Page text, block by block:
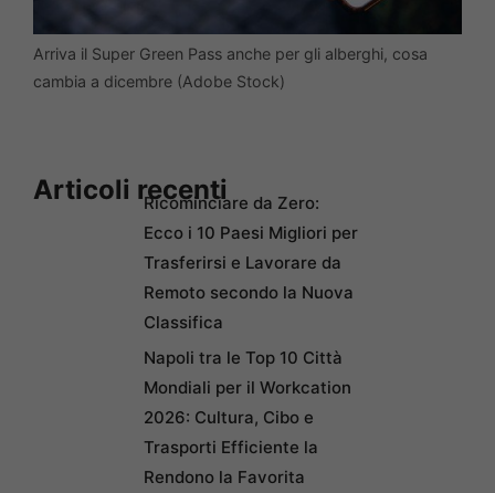
Arriva il Super Green Pass anche per gli alberghi, cosa
cambia a dicembre (Adobe Stock)
Articoli recentiRicominciare da Zero:
Ecco i 10 Paesi Migliori per
Trasferirsi e Lavorare da
Remoto secondo la Nuova
Classifica
Napoli tra le Top 10 Città
Mondiali per il Workcation
2026: Cultura, Cibo e
Trasporti Efficiente la
Rendono la Favorita